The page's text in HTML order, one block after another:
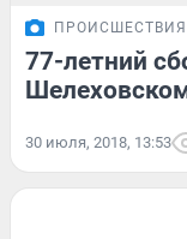
ПРОИСШЕСТВИЯ
77-летний
30 июля, 2018, 13:53